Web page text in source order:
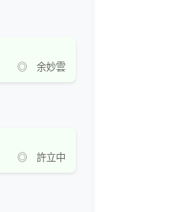
◎ 余妙雲
◎ 許立中